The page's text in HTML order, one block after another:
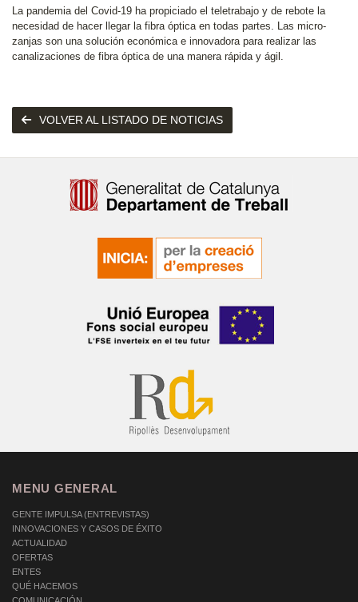
La pandemia del Covid-19 ha propiciado el teletrabajo y de rebote la
necesidad de hacer llegar la fibra óptica en todas partes. Las micro-
zanjas son una solución económica e innovadora para realizar las
canalizaciones de fibra óptica de una manera rápida y ágil.
VOLVER AL LISTADO DE NOTICIAS
MENU GENERAL
GENTE IMPULSA (ENTREVISTAS)
INNOVACIONES Y CASOS DE ÉXITO
ACTUALIDAD
OFERTAS
ENTES
QUÉ HACEMOS